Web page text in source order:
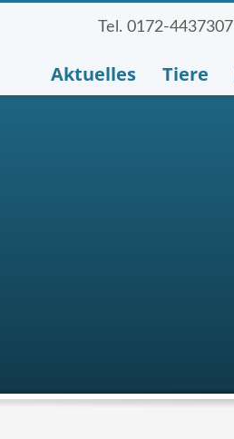
Tel. 0172-4437307
Aktuelles Tiere